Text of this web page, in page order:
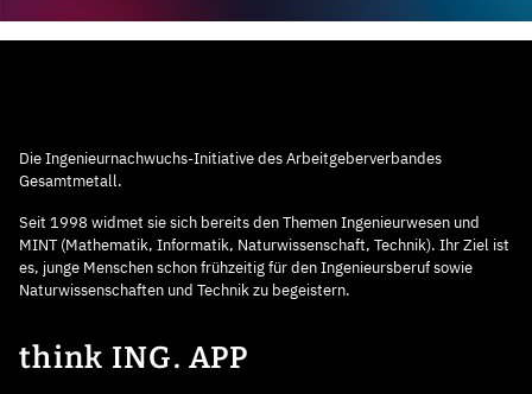
Die Ingenieurnachwuchs-Initiative des Arbeitgeberverbandes
Gesamtmetall.
Seit 1998 widmet sie sich bereits den Themen Ingenieurwesen und
MINT (Mathematik, Informatik, Naturwissenschaft, Technik). Ihr Ziel ist
es, junge Menschen schon frühzeitig für den Ingenieursberuf sowie
Naturwissenschaften und Technik zu begeistern.
think ING. APP